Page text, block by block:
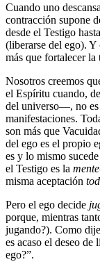
Cuando uno
contracción supone
desde el Testigo
(liberarse del ego). Y
más que fortalecer la
Nosotros creemos
el Espíritu cuando,
del universo―, no es
manifestaciones.
son más que
del ego es el propio
es y lo mismo
el Testigo es la
misma aceptación
Pero el ego decide
porque, mientras
jugando?). Como
es acaso el deseo de
ego? .